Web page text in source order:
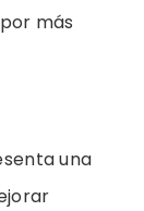
más
una